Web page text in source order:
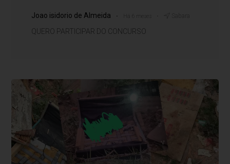
Joao isidorio de Almeida Há 6 meses
QUERO PARTICIPAR DO CONCURSO